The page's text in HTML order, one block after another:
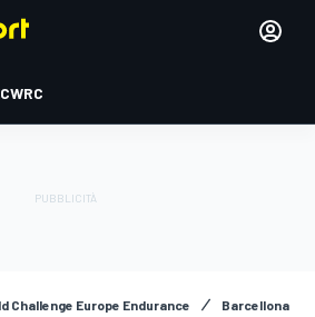
WRC
Challenge Europe Endurance Barcellona